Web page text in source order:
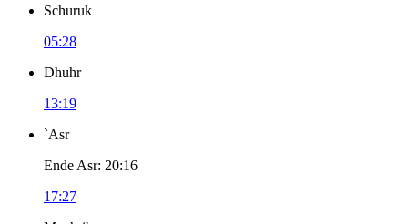
Schuruk
05:28
Dhuhr
13:19
`Asr
Ende Asr: 20:16
17:27